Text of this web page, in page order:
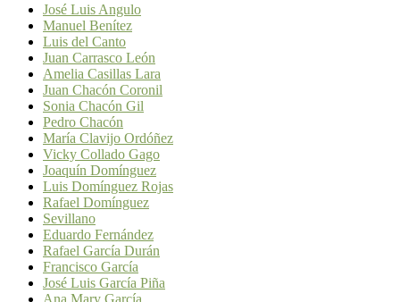
José Luis Angulo
Manuel Benítez
Luis del Canto
Juan Carrasco León
Amelia Casillas Lara
Juan Chacón Coronil
Sonia Chacón Gil
Pedro Chacón
María Clavijo Ordóñez
Vicky Collado Gago
Joaquín Domínguez
Luis Domínguez Rojas
Rafael Domínguez
Sevillano
Eduardo Fernández
Rafael García Durán
Francisco García
José Luis García Piña
Ana Mary García